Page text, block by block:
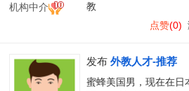
机构中介
教
点赞(0)
发布 外教人才-推荐
蜜蜂美国男，现在在日